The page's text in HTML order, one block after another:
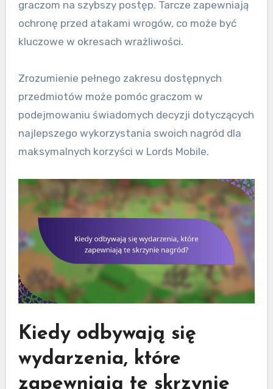
graczom na szybszy postęp. Tarcze zapewniają
ochronę przed atakami wrogów, co może być
kluczowe w okresach wrażliwości.
Zrozumienie pełnego zakresu dostępnych
przedmiotów może pomóc graczom w
podejmowaniu świadomych decyzji dotyczących
najlepszego wykorzystania swoich nagród dla
maksymalnych korzyści w Lords Mobile.
Kiedy odbywają się
wydarzenia, które
zapewniają te skrzynie